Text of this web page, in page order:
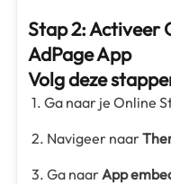
Stap 2: Activeer
AdPage App
Volg deze
1. Ga naar je Online
2. Navigeer naar
3. Ga naar App